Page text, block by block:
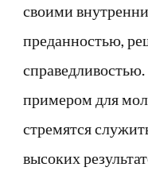
своими
преданностью,
примером для
стремятся
высоких